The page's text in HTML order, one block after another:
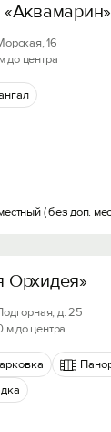
«Аквамарин»
16
до центра
( без доп.
Орхидея»
д. 25
м до центра